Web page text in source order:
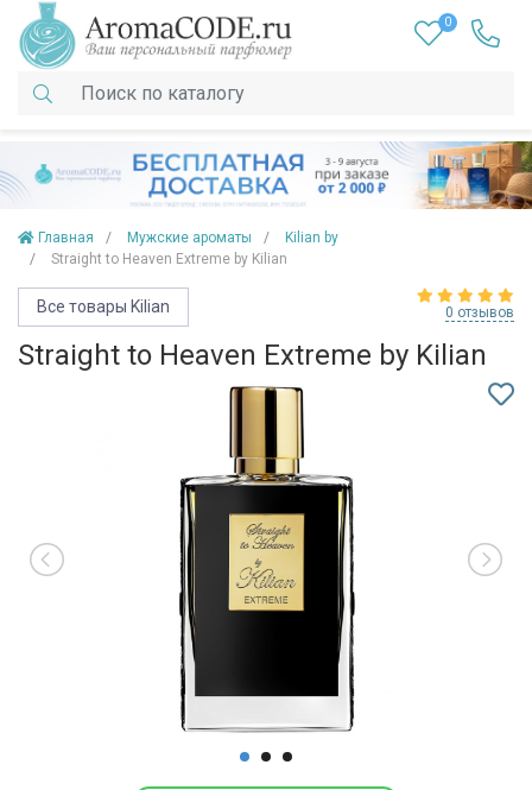
0
Главная Мужские ароматы
Kilian by
Straight to Heaven Extreme by Kilian
Все товары Kilian 0 отзывов
Straight to Heaven Extreme by Kilian